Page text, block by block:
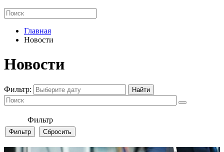
Главная
Новости
Новости
Фильтр:
Фильтр